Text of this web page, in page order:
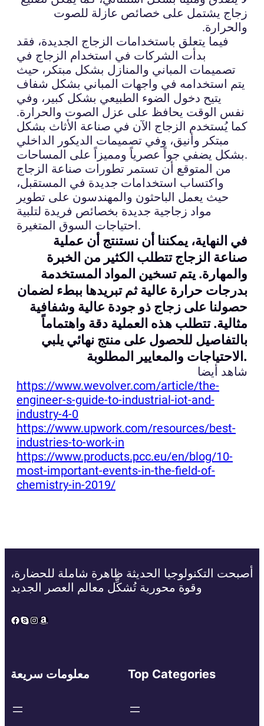
زجاج يشتمل على خصائص عازلة للصوت
والحرارة.
فيما يتعلق باستخدامات الزجاج الجديدة، فقد
بدأت الشركات في استخدام الزجاج في
تصميمات المباني والمنازل بشكل مبتكر، حيث
يتم استخدامه في واجهات المباني بشكل شفاف
يتيح دخول الضوء الطبيعي بشكل كبير، وفي
نفس الوقت يحافظ على عزل الصوت والحرارة.
كما يُستخدم الزجاج الآن في صناعة الأثاث بشكل
مبتكر وأنيق، وفي تصميمات الديكور الداخلي
بشكل يضفي جواً عصرياً ومميزاً على المساحات.
من المتوقع أن تستمر تطورات صناعة الزجاج
واكتساب استخدامات جديدة في المستقبل،
حيث يعمل الباحثون والمهندسون على تطوير
مواد زجاجية جديدة بخصائص فريدة لتلبية
احتياجات السوق المتغيرة.
في النهاية، يمكننا أن نستنتج أن عملية
صناعة الزجاج تتطلب الكثير من الخبرة
والمهارة. يتم تسخين المواد المستخدمة
بدرجات حرارة عالية ثم تبريدها ببطء لضمان
حصولنا على زجاج ذو جودة عالية وشفافية
مثالية. تتطلب هذه العملية دقة واهتماماً
بالتفاصيل للحصول على منتج نهائي يلبي
الاحتياجات والمعايير المطلوبة.
شاهد أيضا
https://www.wevolver.com/article/the-
engineer-s-guide-to-industrial-iot-and-
industry-4-0
https://www.upwork.com/resources/best-
industries-to-work-in
https://www.products.pcc.eu/en/blog/10-
most-important-events-in-the-field-of-
chemistry-in-2019/
أصبحت التكنولوجيا الحديثة ظاهرة شاملة للحضارة،
وقوة محورية تُشكِّل معالم العصر الجديد
Facebook
Skype
Instagram
Amazon
معلومات سريعة Top Categories